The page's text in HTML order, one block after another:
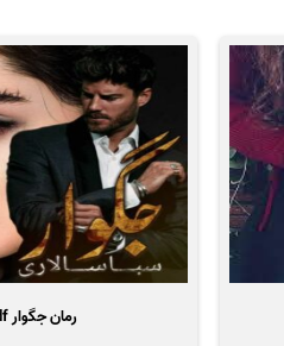
رمان جگوار pdf